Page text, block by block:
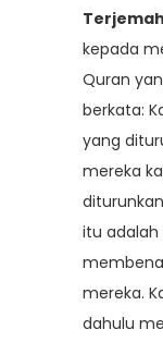
kepada
Quran
berkata:
yang
mereka
itu adalah
mereka.
dahulu